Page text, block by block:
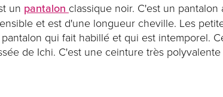
un pantalon classique noir. C'est un
et est d'une longueur cheville. Les
qui fait habillé et qui est intemporel.
de Ichi. C'est une ceinture très